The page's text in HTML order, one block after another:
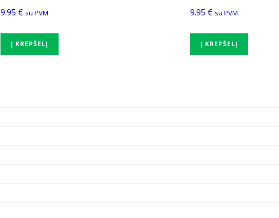
9.95 € su PVM
Į KREPŠELĮ
9.95 € su PVM
Į KREPŠELĮ